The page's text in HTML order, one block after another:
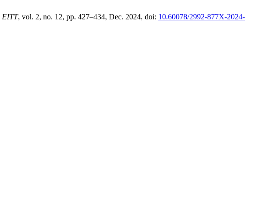
EITT, vol. 2, no. 12, pp. 427–434, Dec. 2024, doi: 10.60078/2992-877X-2024-